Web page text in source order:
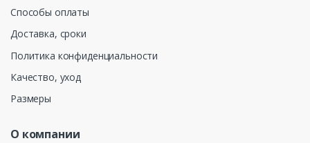
Способы оплаты
Доставка, сроки
Политика конфиденциальности
Качество, уход
Размеры
О компании